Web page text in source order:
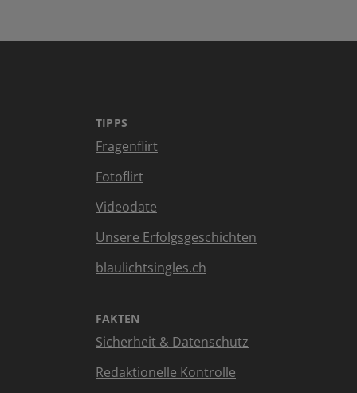
TIPPS
Fragenflirt
Fotoflirt
Videodate
Unsere Erfolgsgeschichten
blaulichtsingles.ch
FAKTEN
Sicherheit & Datenschutz
Redaktionelle Kontrolle